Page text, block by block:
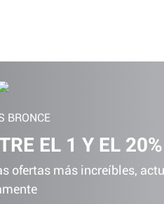
BRONCE
EL 1 Y EL
ofertas más increíbles,